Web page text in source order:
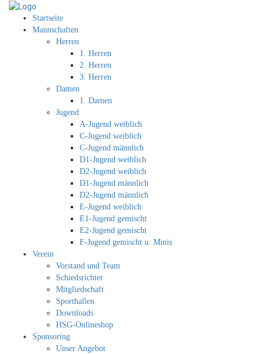
Startseite
Mannschaften
Herren
1. Herren
2. Herren
3. Herren
Damen
1. Damen
Jugend
A-Jugend weiblich
C-Jugend weiblich
C-Jugend männlich
D1-Jugend weiblich
D2-Jugend weiblich
D1-Jugend männlich
D2-Jugend männlich
E-Jugend weiblich
E1-Jugend gemischt
E2-Jugend gemischt
F-Jugend gemischt u. Minis
Verein
Vorstand und Team
Schiedsrichter
Mitgliedschaft
Sporthallen
Downloads
HSG-Onlineshop
Sponsoring
Unser Angebot